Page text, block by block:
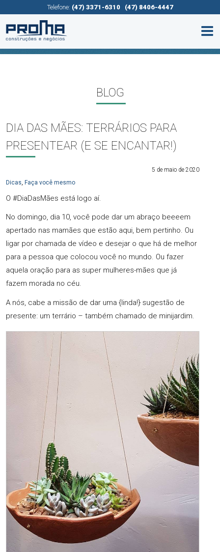
Telefone: (47) 3371-6310 (47) 8406-4447
BLOG
DIA DAS MÃES: TERRÁRIOS PARA
PRESENTEAR (E SE ENCANTAR!)
5 de maio de 2020
Dicas, Faça você mesmo
O #DiaDasMães está logo aí.
No domingo, dia 10, você pode dar um abraço beeeem
apertado nas mamães que estão aqui, bem pertinho. Ou
ligar por chamada de vídeo e desejar o que há de melhor
para a pessoa que colocou você no mundo. Ou fazer
aquela oração para as super mulheres-mães que já
fazem morada no céu.
A nós, cabe a missão de dar uma {linda!} sugestão de
presente: um terrário – também chamado de minijardim.